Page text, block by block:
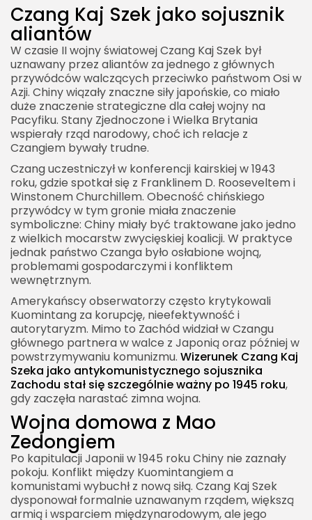
Czang Kaj Szek jako sojusznik
aliantów
W czasie II wojny światowej Czang Kaj Szek był
uznawany przez aliantów za jednego z głównych
przywódców walczących przeciwko państwom Osi w
Azji. Chiny wiązały znaczne siły japońskie, co miało
duże znaczenie strategiczne dla całej wojny na
Pacyfiku. Stany Zjednoczone i Wielka Brytania
wspierały rząd narodowy, choć ich relacje z
Czangiem bywały trudne.
Czang uczestniczył w konferencji kairskiej w 1943
roku, gdzie spotkał się z Franklinem D. Rooseveltem i
Winstonem Churchillem. Obecność chińskiego
przywódcy w tym gronie miała znaczenie
symboliczne: Chiny miały być traktowane jako jedno
z wielkich mocarstw zwycięskiej koalicji. W praktyce
jednak państwo Czanga było osłabione wojną,
problemami gospodarczymi i konfliktem
wewnętrznym.
Amerykańscy obserwatorzy często krytykowali
Kuomintang za korupcję, nieefektywność i
autorytaryzm. Mimo to Zachód widział w Czangu
głównego partnera w walce z Japonią oraz później w
powstrzymywaniu komunizmu. Wizerunek Czang Kaj
Szeka jako antykomunistycznego sojusznika
Zachodu stał się szczególnie ważny po 1945 roku,
gdy zaczęła narastać zimna wojna.
Wojna domowa z Mao
Zedongiem
Po kapitulacji Japonii w 1945 roku Chiny nie zaznały
pokoju. Konflikt między Kuomintangiem a
komunistami wybuchł z nową siłą. Czang Kaj Szek
dysponował formalnie uznawanym rządem, większą
armią i wsparciem międzynarodowym, ale jego